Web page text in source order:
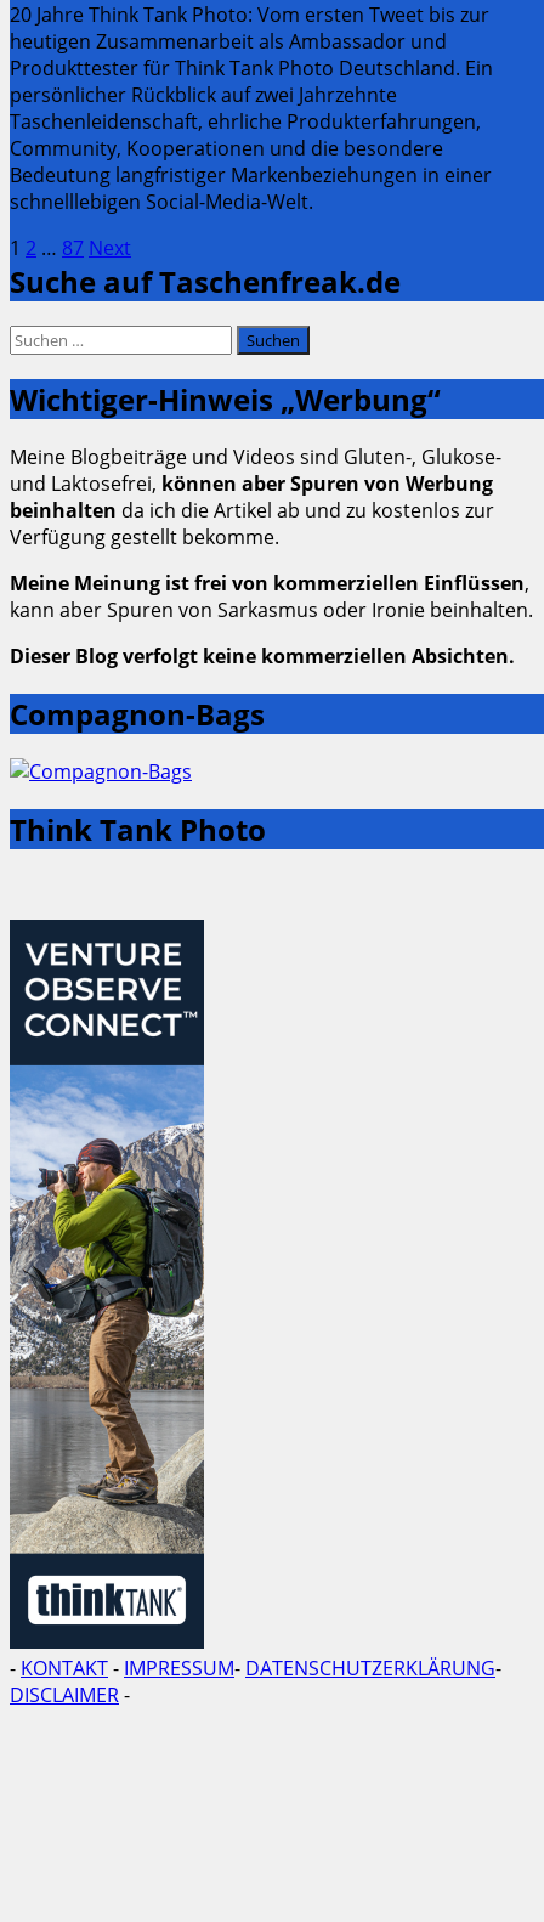
20 Jahre Think Tank Photo: Vom ersten Tweet bis zur
heutigen Zusammenarbeit als Ambassador und
Produkttester für Think Tank Photo Deutschland. Ein
persönlicher Rückblick auf zwei Jahrzehnte
Taschenleidenschaft, ehrliche Produkterfahrungen,
Community, Kooperationen und die besondere
Bedeutung langfristiger Markenbeziehungen in einer
schnelllebigen Social-Media-Welt.
Seitennummerierung
der
Beiträge
Page
1 Page
2 … Page
87 Next
Suche auf Taschenfreak.de
Suchen
Wichtiger-Hinweis „Werbung“
Meine Blogbeiträge und Videos sind Gluten-, Glukose-
und Laktosefrei, können aber Spuren von Werbung
beinhalten da ich die Artikel ab und zu kostenlos zur
Verfügung gestellt bekomme.
Meine Meinung ist frei von kommerziellen Einflüssen,
kann aber Spuren von Sarkasmus oder Ironie beinhalten.
Dieser Blog verfolgt keine kommerziellen Absichten.
Compagnon-Bags
Think Tank Photo
- KONTAKT- IMPRESSUM- DATENSCHUTZERKLÄRUNG-
DISCLAIMER-